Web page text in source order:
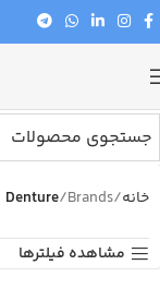
خانه Brands
Denture
مشاهده فیلترها